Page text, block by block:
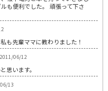
も便利でした。 頑張って下さ
も先輩ママに教わりました！
06/12
思います。
13